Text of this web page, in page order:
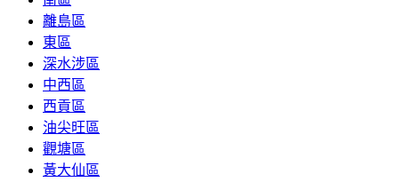
離島區
東區
深水涉區
中西區
西貢區
油尖旺區
觀塘區
黃大仙區